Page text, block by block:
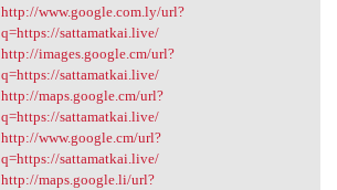
http://www.google.com.ly/url?
q=https://sattamatkai.live/
http://images.google.cm/url?
q=https://sattamatkai.live/
http://maps.google.cm/url?
q=https://sattamatkai.live/
http://www.google.cm/url?
q=https://sattamatkai.live/
http://maps.google.li/url?